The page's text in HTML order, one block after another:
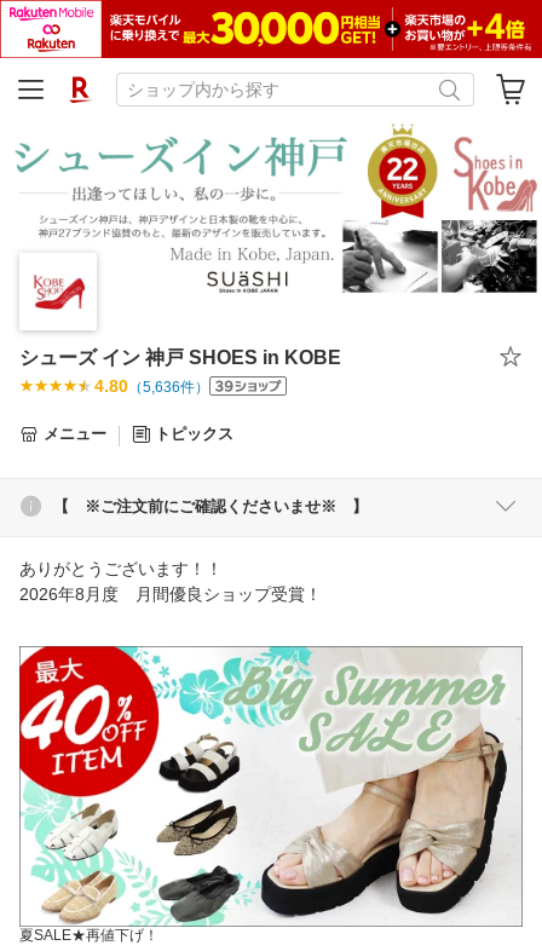
シューズ イン 神戸 SHOES in KOBE
4.80 （5,636件）
メニュー トピックス
【 ※ご注文前にご確認くださいませ※ 】
ありがとうございます！！
2026年8月度 月間優良ショップ受賞！
夏SALE★再値下げ！